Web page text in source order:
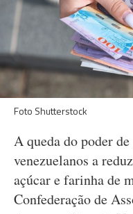
Foto Shutterstock
A queda do poder
venezuelanos a
açúcar e farinha de
Confederação de